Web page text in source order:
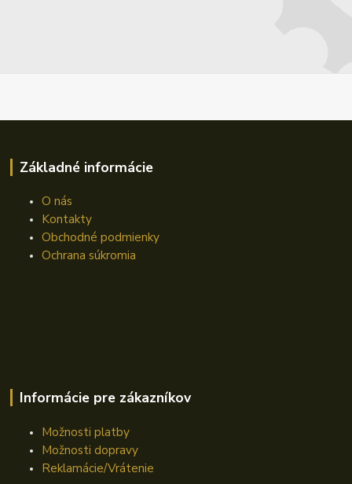
Základné informácie
O nás
Kontakty
Obchodné podmienky
Ochrana súkromia
Informácie pre zákazníkov
Možnosti platby
Možnosti dopravy
Reklamácie/Vrátenie